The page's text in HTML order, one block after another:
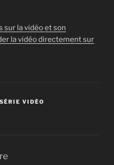
sur la vidéo et son
la vidéo directement sur
SÉRIE VIDÉO